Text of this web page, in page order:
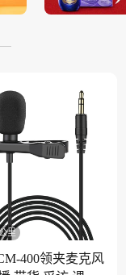
里
400领夹麦克风